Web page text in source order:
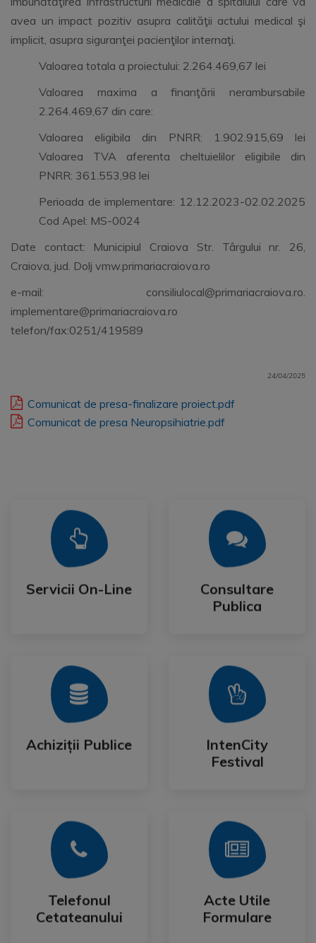
avea un impact pozitiv asupra calităţii actului medical şi
implicit, asupra siguranţei pacienţilor internaţi.
Valoarea totala a proiectului: 2.264.469,67 lei
Valoarea maxima a finanţării nerambursabile
2.264.469,67 din care:
Valoarea eligibila din PNRR: 1.902.915,69 lei
Valoarea TVA aferenta cheltuielilor eligibile din
PNRR: 361.553,98 lei
Perioada de implementare: 12.12.2023-02.02.2025
Cod Apel: MS-0024
Date contact: Municipiul Craiova Str. Târgului nr. 26,
Craiova, jud. Dolj vmw.primariacraiova.ro
e-mail: consiliulocal@primariacraiova.ro.
implementare@primariacraiova.ro
telefon/fax:0251/419589
24/04/2025
Comunicat de presa-finalizare proiect.pdf
Comunicat de presa Neuropsihiatrie.pdf
Servicii On-Line
Servicii On-Line
Mai Mult
Consultare
Publica
Consultare
Publica
Mai Mult
Achiziții Publice
Achiziții Publice
Mai Mult
IntenCity
Festival
IntenCity
Festival
Mai Mult
Telefonul
Cetateanului
Telefonul
Cetateanului
Mai Mult
Acte Utile
Formulare
Acte Utile
Formulare
Mai Mult